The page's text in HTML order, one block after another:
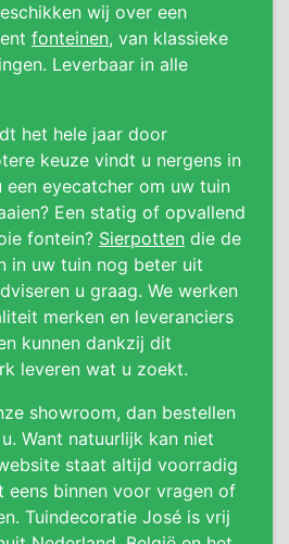
wij over een
fonteinen, van klassieke
Leverbaar in alle
het hele jaar door
keuze vindt u nergens in
een eyecatcher om uw tuin
Een statig of opvallend
fontein? Sierpotten die de
in uw tuin nog beter uit
u graag. We werken
merken en leveranciers
kunnen dankzij dit
leveren wat u zoekt.
showroom, dan bestellen
Want natuurlijk kan niet
staat altijd voorradig
eens binnen voor vragen of
Tuindecoratie José is vrij